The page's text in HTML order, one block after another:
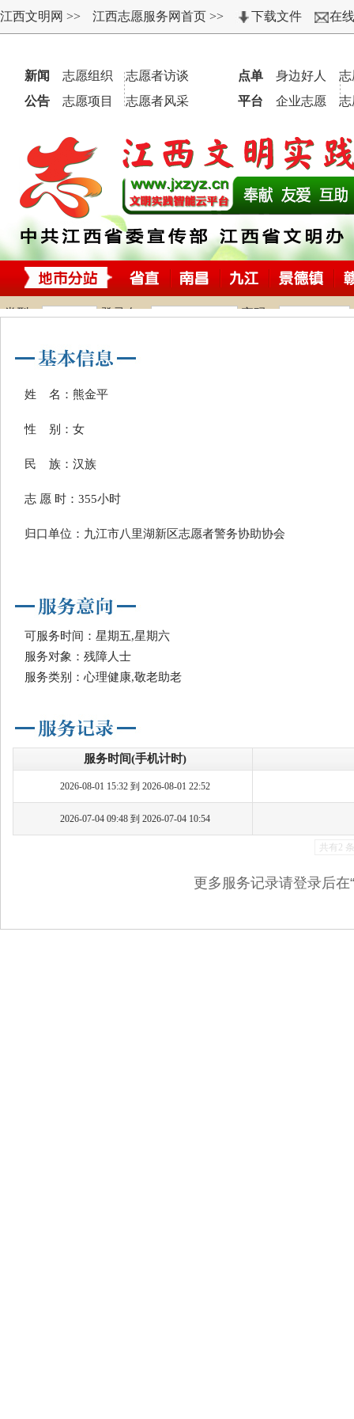
姓 名：熊金平
性 别：女
民 族：汉族
志 愿 时：355小时
归口单位：九江市八里湖新区志愿者警务协助协会
可服务时间：星期五,星期六
服务对象：残障人士
服务类别：心理健康,敬老助老